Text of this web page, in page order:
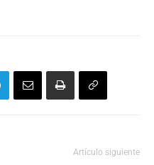
Artículo siguiente